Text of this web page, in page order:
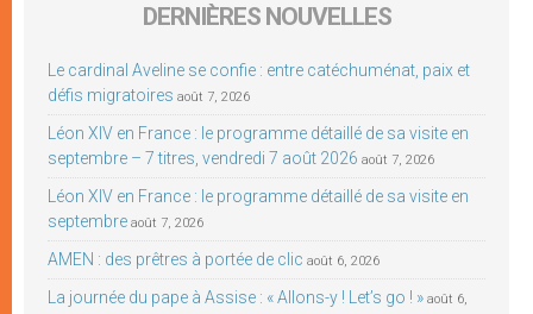
DERNIÈRES NOUVELLES
Le cardinal Aveline se confie : entre catéchuménat, paix et
défis migratoires août 7, 2026
Léon XIV en France : le programme détaillé de sa visite en
septembre – 7 titres, vendredi 7 août 2026 août 7, 2026
Léon XIV en France : le programme détaillé de sa visite en
septembre août 7, 2026
AMEN : des prêtres à portée de clic août 6, 2026
La journée du pape à Assise : « Allons-y ! Let’s go ! » août 6,